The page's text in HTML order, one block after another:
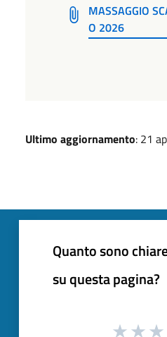
MASSAGGIO
O 2026
Ultimo aggiornamento: 21
Quanto sono
su questa pagina?